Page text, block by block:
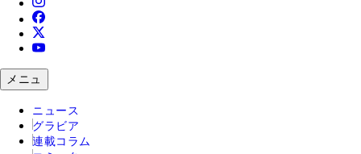
メニュ
ニュース
グラビア
連載コラム